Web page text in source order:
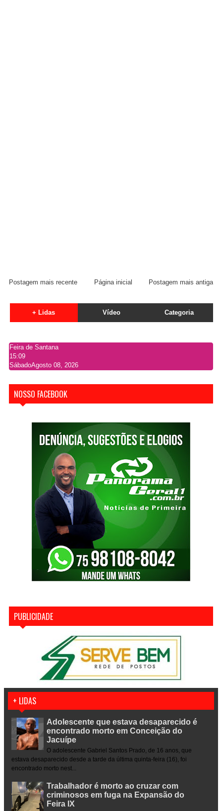
Postagem mais recente Postagem mais antiga
Página inicial
+ Lidas Vídeo Categoria
Feira de Santana
15:09
SábadoAgosto 08, 2026
NOSSO FACEBOOK
PUBLICIDADE
+ LIDAS
Adolescente que estava desaparecido é
encontrado morto em Conceição do
Jacuípe
O adolescente Gabriel Santos Prado, de 16 anos, que
estava desaparecido desde a tarde da última quinta-feira (16), foi
encontrado morto nest...
Trabalhador é morto ao cruzar com
criminosos em fuga na Expansão do
Feira IX